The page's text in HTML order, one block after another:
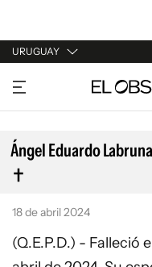
URUGUAY
URUGUAY
ARGENTINA
ESPAÑA
ESTADOS UNIDOS
Ángel Eduardo
18 de abril 2024
(Q.E.P.D.) - Falleció